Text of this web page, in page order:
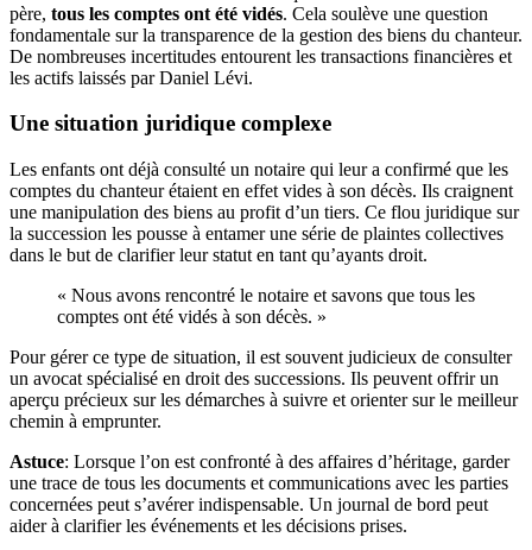
père, tous les comptes ont été vidés. Cela soulève une question
fondamentale sur la transparence de la gestion des biens du chanteur.
De nombreuses incertitudes entourent les transactions financières et
les actifs laissés par Daniel Lévi.
Une situation juridique complexe
Les enfants ont déjà consulté un notaire qui leur a confirmé que les
comptes du chanteur étaient en effet vides à son décès. Ils craignent
une manipulation des biens au profit d’un tiers. Ce flou juridique sur
la succession les pousse à entamer une série de plaintes collectives
dans le but de clarifier leur statut en tant qu’ayants droit.
« Nous avons rencontré le notaire et savons que tous les
comptes ont été vidés à son décès. »
Pour gérer ce type de situation, il est souvent judicieux de consulter
un avocat spécialisé en droit des successions. Ils peuvent offrir un
aperçu précieux sur les démarches à suivre et orienter sur le meilleur
chemin à emprunter.
Astuce: Lorsque l’on est confronté à des affaires d’héritage, garder
une trace de tous les documents et communications avec les parties
concernées peut s’avérer indispensable. Un journal de bord peut
aider à clarifier les événements et les décisions prises.